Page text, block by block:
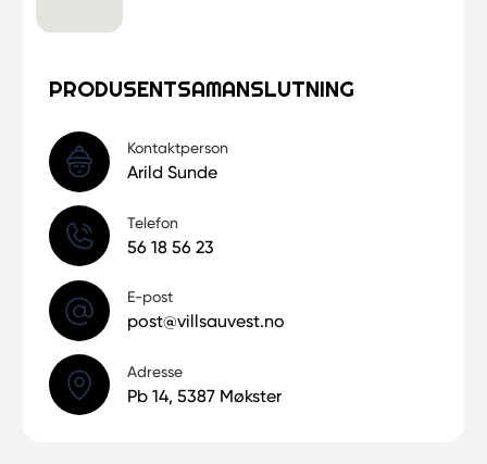
PRODUSENTSAMANSLUTNING
Kontaktperson
Arild Sunde
Telefon
56 18 56 23
E-post
post@villsauvest.no
Adresse
Pb 14, 5387 Møkster